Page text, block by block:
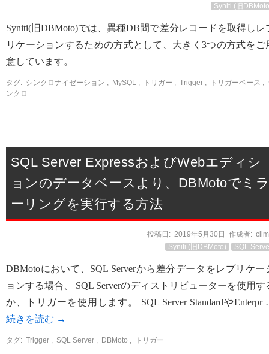
Syniti (旧
Syniti(旧DBMoto)では、異種DB間で差分レコードを取得しレ
リケーションするための方式として、大きく3つの方式をご
意しています。
タグ: シンクロナイゼーション , MySQL , トリガー , Trigger , トリガーベース ,
ンクロ
SQL Server ExpressおよびWebエディシ
ョンのデータベースより、DBMotoでミ
ーリングを実行する方法
投稿日: 2019年5月30日 作成者:
Syniti (旧DBMoto)
SQL
DBMotoにおいて、SQL Serverから差分データをレプリケー
ョンする場合、 SQL Serverのディストリビューターを使用す
か、トリガーを使用します。 SQL Server StandardやEnterpr
続きを読む →
タグ: Trigger , SQL Server , DBMoto , トリガー